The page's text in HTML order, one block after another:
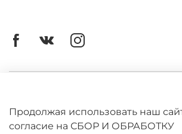
Оферта
Политика конфиденциальности
Продолжая использовать наш
согласие на СБОР И ОБРАБОТКУ